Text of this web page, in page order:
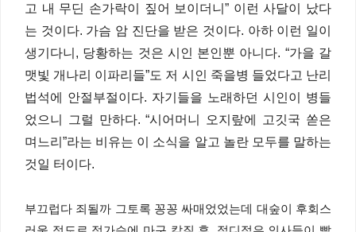
고 내 무딘 손가락이 짚어 보이더니” 이런 사달이 났다
는 것이다. 가슴 암 진단을 받은 것이다. 아하 이런 일이
생기다니, 당황하는 것은 시인 본인뿐 아니다. “가을 갈
맷빛 개나리 이파리들”도 저 시인 죽을병 들었다고 난리
법석에 안절부절이다. 자기들을 노래하던 시인이 병들
었으니 그럴 만하다. “시어머니 오지랖에 고깃국 쏟은
며느리”라는 비유는 이 소식을 알고 놀란 모두를 말하는
것일 터이다.
부끄럽다 죄될까 그토록 꽁꽁 싸매었었는데 대숲이 후회스